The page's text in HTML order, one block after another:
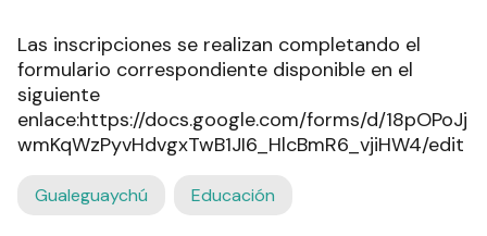
Las inscripciones se realizan completando el
formulario correspondiente disponible en el
siguiente
enlace:https://docs.google.com/forms/d/18pOPoJj
wmKqWzPyvHdvgxTwB1JI6_HlcBmR6_vjiHW4/edit
Gualeguaychú Educación